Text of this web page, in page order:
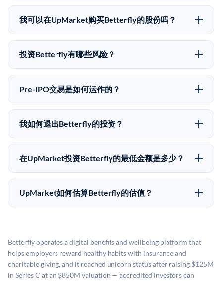
Betterfly没有公开股价，因为它是一家私有公司。最近
的已知股价来自其最近一轮融资。 二级市场上的Pre-
有所不同。
我可以在UpMarket购买Betterfly的股份吗？
可以。合格投资者可以通过填写本页表单或在
upmarket.co创建账户来表达对Betterfly股份的投资意
50,000美元。UpMarket是FINRA注册的经纪交易商，
自2019年以来已经纪超过5亿美元的另类投资。
投资Betterfly有哪些风险？
Pre-IPO投资存在重大风险。Betterfly的股份流动性低，
意味着没有公开市场可以快速出售。不存在确定的退出
好可能全部损失的准备。私有公司的估值在融资轮次之
间可能大幅波动。投资者应在投资前咨询其财务顾问并
Pre-IPO交易是如何运作的？
在Pre-IPO交易中，合格投资者通过二级市场平台从现有
股东（如员工、早期投资者或其他持有人）处购买股
为FINRA注册的经纪交易商促成这些交易，代表双方处
理合规、文件和结算事宜。
我如何退出Betterfly的投资？
Pre-IPO持股主要有两种退出途径：在二级市场将股份出
售给其他买家，或持有直到公司完成IPO或被收购。两
市场条件。任何退出的时间都是不可预测的，投资者应
做好多年持有的准备。
在UpMarket投资Betterfly的最低金额是多少？
UpMarket上大多数Pre-IPO产品的最低投资金额为
50,000美元。具体金额可能因产品和股份供应情况而有
UpMarket如何估算Betterfly的估值？
司可比倍数应用私有公司折扣，以反映流动性不足和信
息不对称。此估值不构成投资建议，可能与实际交易价
格存在重大差异。
Betterfly operates a digital benefits and wellbeing platform that
helps employers reward healthy habits with insurance and
charitable giving, and it reached unicorn status after raising $125M
in Series C at an $850M valuation — accredited investors can